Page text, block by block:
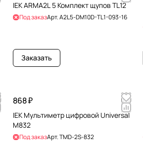
IEK ARMA2L 5 Комплект щупов TL12
Под заказАрт.A2L5-DM10D-TL1-093-16
Заказать
868 ₽
IEK Мультиметр цифровой Universal
M832
Под заказАрт.TMD-2S-832